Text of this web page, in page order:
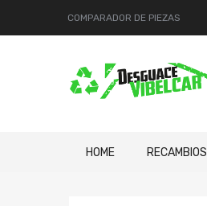
COMPARADOR DE PIEZAS
HOME RECAMBIOS